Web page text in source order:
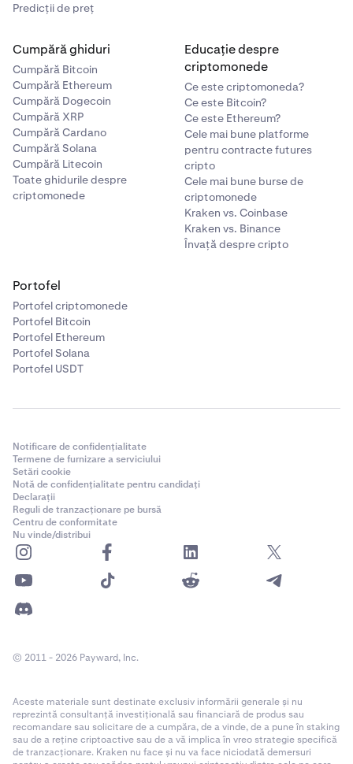
Predicții de preț
Cumpără ghiduri
Cumpără Bitcoin
Cumpără Ethereum
Cumpără Dogecoin
Cumpără XRP
Cumpără Cardano
Cumpără Solana
Cumpără Litecoin
Toate ghidurile despre
criptomonede
Educație despre
criptomonede
Ce este criptomoneda?
Ce este Bitcoin?
Ce este Ethereum?
Cele mai bune platforme
pentru contracte futures
cripto
Cele mai bune burse de
criptomonede
Kraken vs. Coinbase
Kraken vs. Binance
Învață despre cripto
Portofel
Portofel criptomonede
Portofel Bitcoin
Portofel Ethereum
Portofel Solana
Portofel USDT
Notificare de confidențialitate
Termene de furnizare a serviciului
Setări cookie
Notă de confidențialitate pentru candidați
Declarații
Reguli de tranzacționare pe bursă
Centru de conformitate
Nu vinde/distribui
© 2011 - 2026 Payward, Inc.
Aceste materiale sunt destinate exclusiv informării generale și nu
reprezintă consultanță investițională sau financiară de produs sau
recomandare sau solicitare de a cumpăra, de a vinde, de a pune în staking
sau de a reține criptoactive sau de a vă implica în vreo strategie specifică
de tranzacționare. Kraken nu face și nu va face niciodată demersuri